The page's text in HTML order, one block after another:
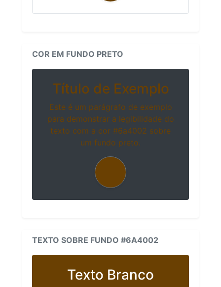
COR EM FUNDO PRETO
Título de Exemplo
Este é um parágrafo de exemplo
para demonstrar a legibilidade do
texto com a cor #6a4002 sobre
um fundo preto.
TEXTO SOBRE FUNDO #6A4002
Texto Branco